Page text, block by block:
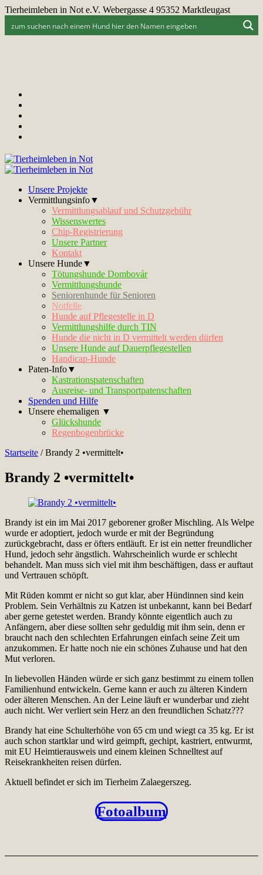
Tierheimleben in Not e.V. Webergasse 4 95352 Marktleugast
Unsere Projekte
Vermittlungsinfo▼
Vermittlungsablauf und Schutzgebühr
Wissenswertes
Chip-Registrierung
Unsere Partner
Kontakt
Unsere Hunde▼
Tötungshunde Dombovár
Vermittlungshunde
Seniorenhunde für Senioren
Notfelle
Hunde auf Pflegestelle in D
Vermittlungshilfe durch TIN
Hunde die nicht in D vermittelt werden dürfen
Unsere Hunde auf Dauerpflegestellen
Handicap-Hunde
Paten-Info▼
Kastrationspatenschaften
Ausreise- und Transportpatenschaften
Spenden und Hilfe
Unsere ehemaligen ▼
Glückshunde
Regenbogenbrücke
Startseite /Brandy 2 •vermittelt•
Brandy 2 •vermittelt•
Brandy ist ein im Mai 2017 geborener großer Mischling. Als Welpe
wurde er adoptiert, jedoch wurde er mit der Begründung
zurückgebracht, dass er öfters entläuft. Er ist ein netter freundlicher
Hund, jedoch sehr ängstlich. Wahrscheinlich wurde er schlecht
behandelt. Man muss sich viel mit ihm beschäftigen, dass er auftaut
und Vertrauen schöpft.
Mit Rüden kommt er nicht so gut klar, aber Hündinnen sind kein
Problem. Sein Verhältnis zu Katzen ist unbekannt, kann bei Bedarf
aber gerne getestet werden. Brandy könnte eigentlich auch zu
Anfängern, aber diese sollten sehr geduldig mit ihm sein, denn er
braucht nach den schlechten Erfahrungen einfach seine Zeit um
anzukommen. Er hatte noch nie ein schönes Zuhause und hat den
Mut verloren.
In liebevollen Händen würde er sich ganz bestimmt zu einem tollen
Familienhund entwickeln. Gerne kann er auch zu älteren Kindern
oder älteren Menschen. An der Leine läuft er wunderbar und zieht
auch nicht. Wer verliert sein Herz an den freundlichen Schatz???
Brandy hat eine Schulterhöhe von 65 cm und wiegt ca 35 kg. Er ist
auch schon startklar und wird geimpft, gechipt, kastriert, entwurmt,
mit EU Heimtierausweis und einem kleinen Schnelltest auf
Reisekrankheiten reisen dürfen.
Aktuell befindet er sich im Tierheim Zalaegerszeg.
Fotoalbum